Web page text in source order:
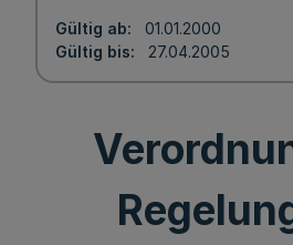
Gültig ab
01.01.2000
Gültig bis
27.04.2005